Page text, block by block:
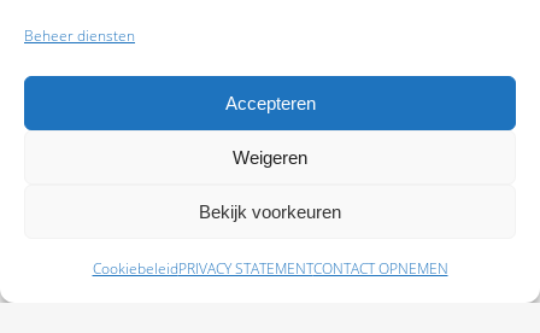
Beheer diensten
Accepteren
Weigeren
Bekijk voorkeuren
CookiebeleidPRIVACY STATEMENTCONTACT OPNEMEN
Schade melden Afspraak maken Polissen